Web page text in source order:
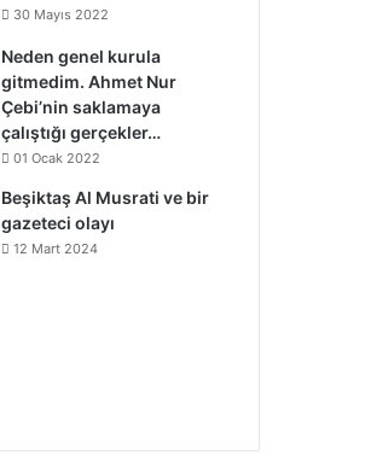
30 Mayıs 2022
Neden genel kurula
gitmedim. Ahmet Nur
Çebi’nin saklamaya
çalıştığı gerçekler…
01 Ocak 2022
Beşiktaş Al Musrati ve bir
gazeteci olayı
12 Mart 2024